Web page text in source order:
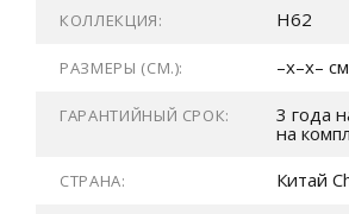
КОЛЛЕКЦИЯ: H62
РАЗМЕРЫ (СМ.): –x–x–
ГАРАНТИЙНЫЙ СРОК:
3 года
на
СТРАНА: Китай